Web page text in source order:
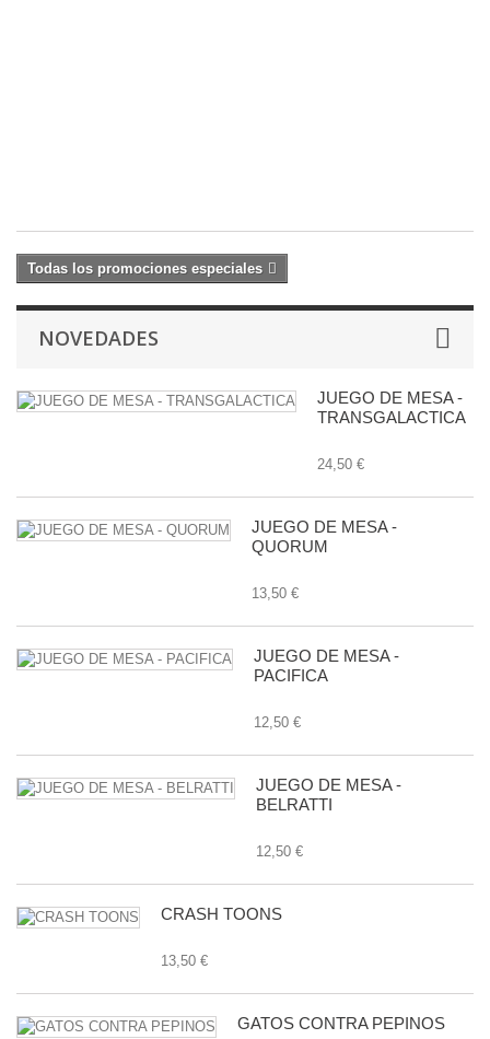
Todas los promociones especiales
NOVEDADES
JUEGO DE MESA -
TRANSGALACTICA
24,50 €
JUEGO DE MESA -
QUORUM
13,50 €
JUEGO DE MESA -
PACIFICA
12,50 €
JUEGO DE MESA -
BELRATTI
12,50 €
CRASH TOONS
13,50 €
GATOS CONTRA PEPINOS